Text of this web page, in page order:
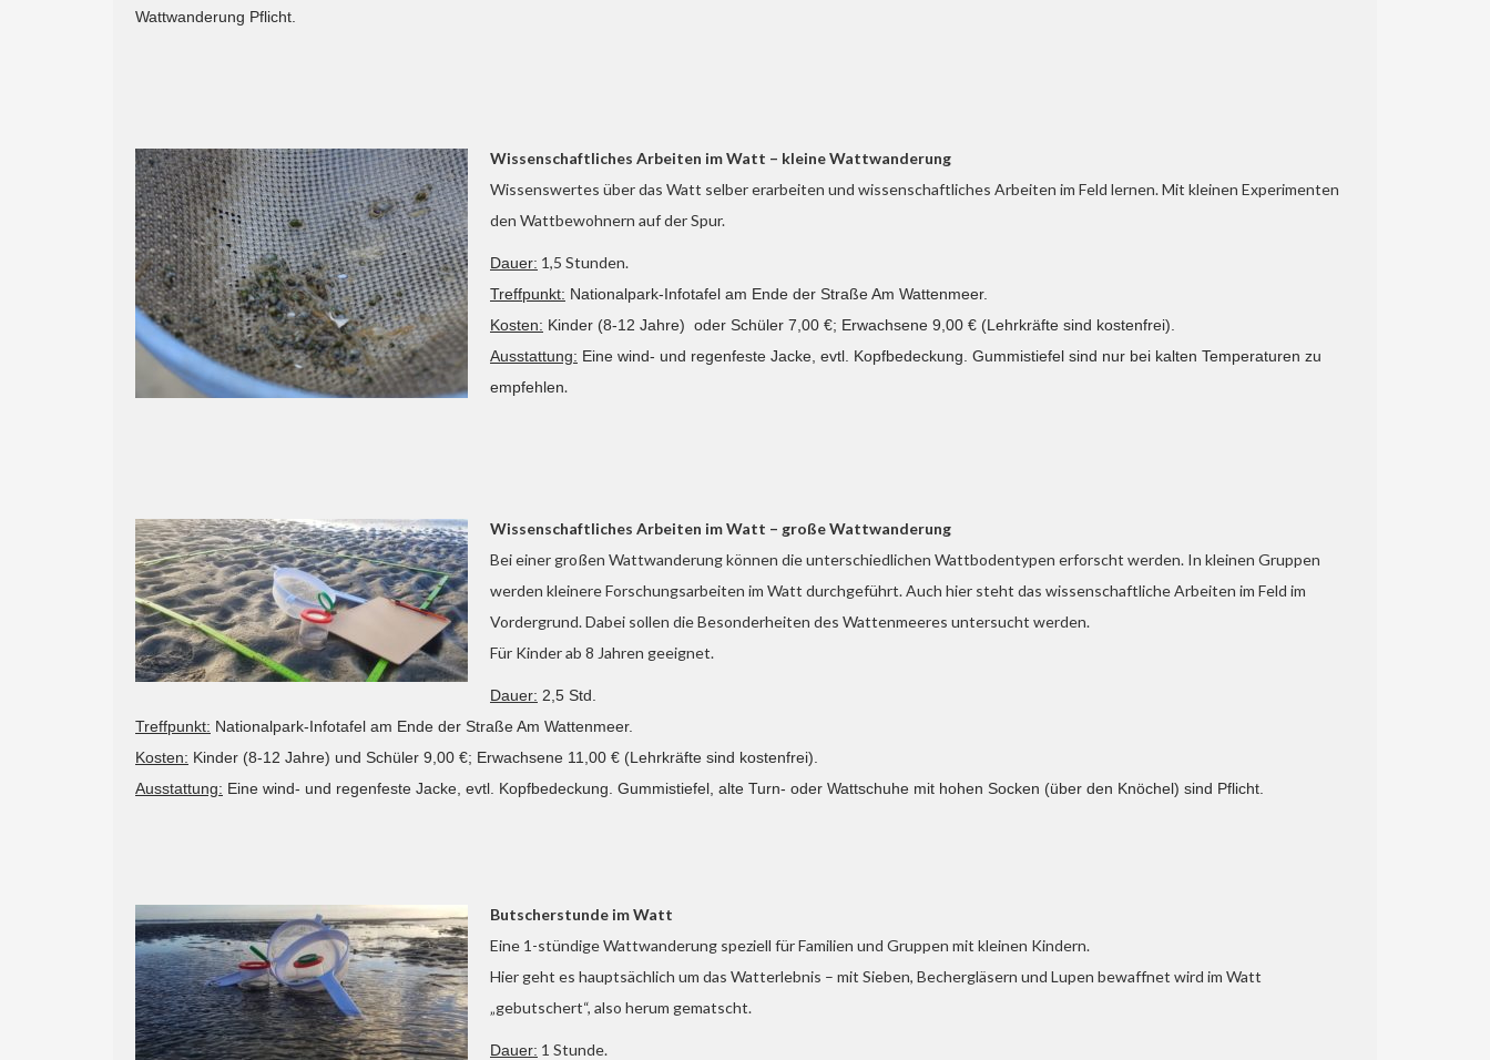
Wattwanderung Pflicht.
Wissenschaftliches Arbeiten im Watt – kleine Wattwanderung
Wissenswertes über das Watt selber erarbeiten und wissenschaftliches Arbeiten im Feld lernen. Mit kleinen Experimenten
den Wattbewohnern auf der Spur.
Dauer: 1,5 Stunden.
Treffpunkt: Nationalpark-Infotafel am Ende der Straße Am Wattenmeer.
Kosten: Kinder (8-12 Jahre) oder Schüler 7,00 €; Erwachsene 9,00 € (Lehrkräfte sind kostenfrei).
Ausstattung: Eine wind- und regenfeste Jacke, evtl. Kopfbedeckung. Gummistiefel sind nur bei kalten Temperaturen zu
empfehlen.
Wissenschaftliches Arbeiten im Watt – große Wattwanderung
Bei einer großen Wattwanderung können die unterschiedlichen Wattbodentypen erforscht werden. In kleinen Gruppen
werden kleinere Forschungsarbeiten im Watt durchgeführt. Auch hier steht das wissenschaftliche Arbeiten im Feld im
Vordergrund. Dabei sollen die Besonderheiten des Wattenmeeres untersucht werden.
Für Kinder ab 8 Jahren geeignet.
Dauer: 2,5 Std.
Treffpunkt: Nationalpark-Infotafel am Ende der Straße Am Wattenmeer.
Kosten: Kinder (8-12 Jahre) und Schüler 9,00 €; Erwachsene 11,00 € (Lehrkräfte sind kostenfrei).
Ausstattung: Eine wind- und regenfeste Jacke, evtl. Kopfbedeckung. Gummistiefel, alte Turn- oder Wattschuhe mit hohen Socken (über den Knöchel) sind Pflicht.
Butscherstunde im Watt
Eine 1-stündige Wattwanderung speziell für Familien und Gruppen mit kleinen Kindern.
Hier geht es hauptsächlich um das Watterlebnis – mit Sieben, Bechergläsern und Lupen bewaffnet wird im Watt
„gebutschert“, also herum gematscht.
Dauer: 1 Stunde.